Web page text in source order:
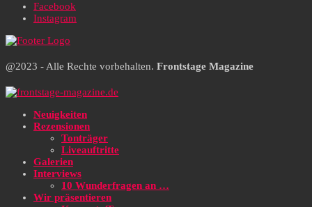
Facebook
Instagram
@2023 - Alle Rechte vorbehalten. Frontstage Magazine
Neuigkeiten
Rezensionen
Tonträger
Liveauftritte
Galerien
Interviews
10 Wunderfragen an …
Wir präsentieren